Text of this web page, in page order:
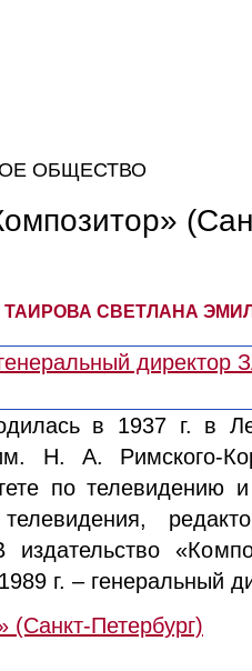
ОБЩЕСТВО
ТАИРОВА СВЕТЛАНА
в 1937 г. в
им. Н. А. Римского-
по телевидению
издательство
г. – генеральный
(Санкт-Петербург)